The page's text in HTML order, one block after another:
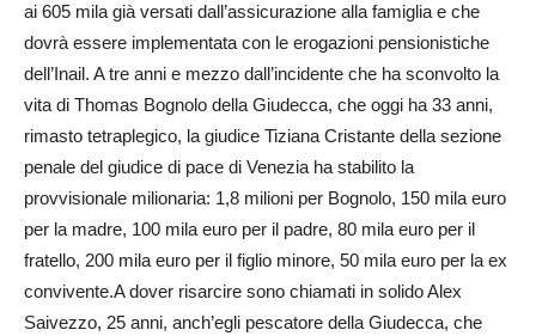
ai 605 mila già versati dall’assicurazione alla famiglia e che
dovrà essere im­plementata con le erogazioni pensionistiche
dell’Inail. A tre anni e mezzo dall’incidente che ha sconvolto la
vita di Thomas Bognolo della Giudecca, che oggi ha 33 anni,
rimasto tetraplegico, la giudice Tiziana Cristante della sezione
penale del giudice di pace di Venezia ha stabilito la
provvisionale milionaria: 1,8 milioni per Bognolo, 150 mila euro
per la madre, 100 mila euro per il padre, 80 mila euro per il
fratello, 200 mila euro per il figlio minore, 50 mila euro per la ex
convivente.A dover risarcire sono chiamati in solido Alex
Saivezzo, 25 anni, anch’egli pescatore della Giu­decca, che